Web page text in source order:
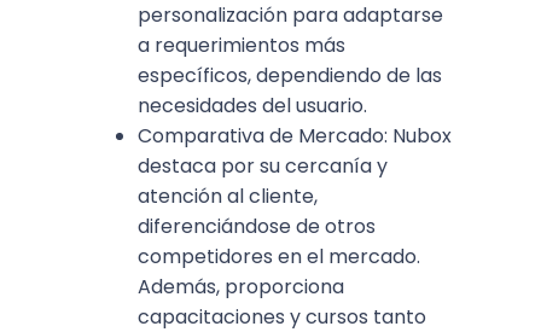
personalización para adaptarse
a requerimientos más
específicos, dependiendo de las
necesidades del usuario.
Comparativa de Mercado: Nubox
destaca por su cercanía y
atención al cliente,
diferenciándose de otros
competidores en el mercado.
Además, proporciona
capacitaciones y cursos tanto